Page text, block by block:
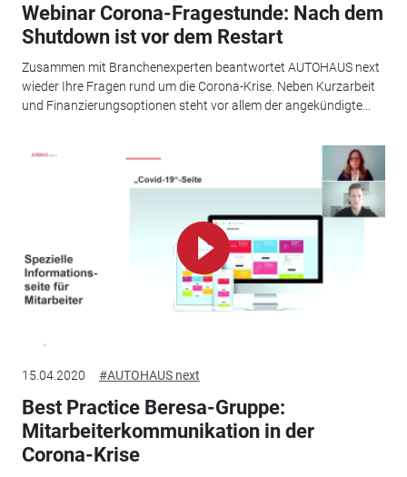
Webinar Corona-Fragestunde: Nach dem
Shutdown ist vor dem Restart
Zusammen mit Branchenexperten beantwortet AUTOHAUS next
wieder Ihre Fragen rund um die Corona-Krise. Neben Kurzarbeit
und Finanzierungsoptionen steht vor allem der angekündigte...
15.04.2020 #AUTOHAUS next
Best Practice Beresa-Gruppe:
Mitarbeiterkommunikation in der
Corona-Krise